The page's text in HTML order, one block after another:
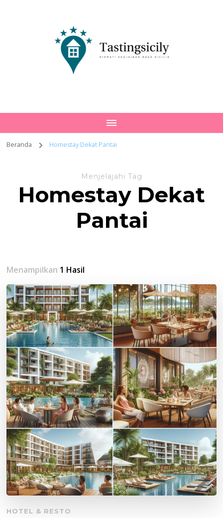
Beranda Homestay Dekat Pantai
Menjelajahi Tag
Homestay Dekat
Pantai
Menampilkan 1 Hasil
HOTEL & RESTO